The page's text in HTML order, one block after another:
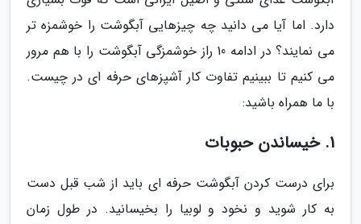
دارد. اما آیا می دانید چه چیزهایی آبگوشت را خوشمزه تر
می نمایند؟ در ادامه 10 راز خوشمزگی آبگوشت را با هم مرور
می کنیم تا ببینیم تفاوت کار آشپزهای حرفه ای در چیست.
با ما همراه باشید:
1. خیساندن حبوبات
برای درست کردن آبگوشت حرفه ای باید از شب قبل دست
به کار شوید و نخود و لوبیا را بخیسانید. در طول زمان